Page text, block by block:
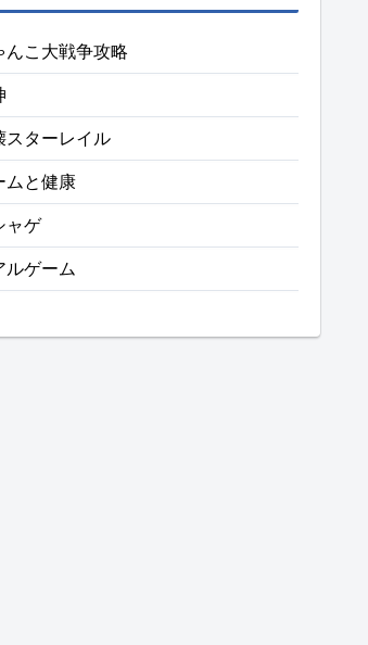
んこ大戦争攻略
スターレイル
ムと健康
ャゲ
ルゲーム